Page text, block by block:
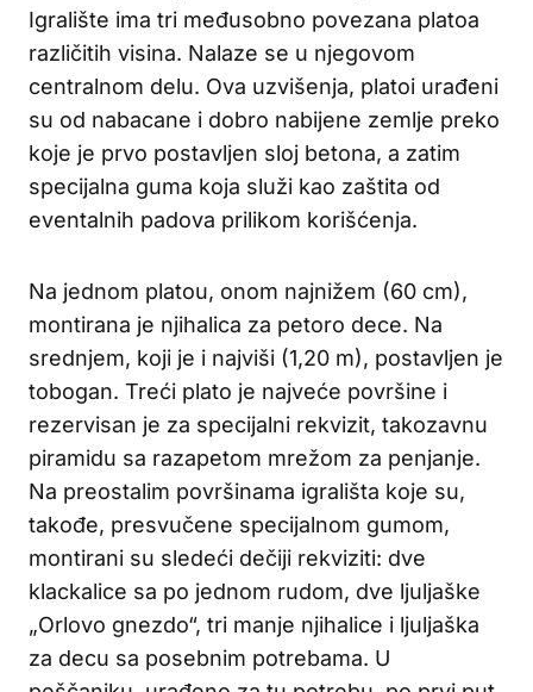
Igralište ima tri međusobno povezana platoa
različitih visina. Nalaze se u njegovom
centralnom delu. Ova uzvišenja, platoi urađeni
su od nabacane i dobro nabijene zemlje preko
koje je prvo postavljen sloj betona, a zatim
specijalna guma koja služi kao zaštita od
eventalnih padova prilikom korišćenja.
Na jednom platou, onom najnižem (60 cm),
montirana je njihalica za petoro dece. Na
srednjem, koji je i najviši (1,20 m), postavljen je
tobogan. Treći plato je najveće površine i
rezervisan je za specijalni rekvizit, takozavnu
piramidu sa razapetom mrežom za penjanje.
Na preostalim površinama igrališta koje su,
takođe, presvučene specijalnom gumom,
montirani su sledeći dečiji rekviziti: dve
klackalice sa po jednom rudom, dve ljuljaške
„Orlovo gnezdo“, tri manje njihalice i ljuljaška
za decu sa posebnim potrebama. U